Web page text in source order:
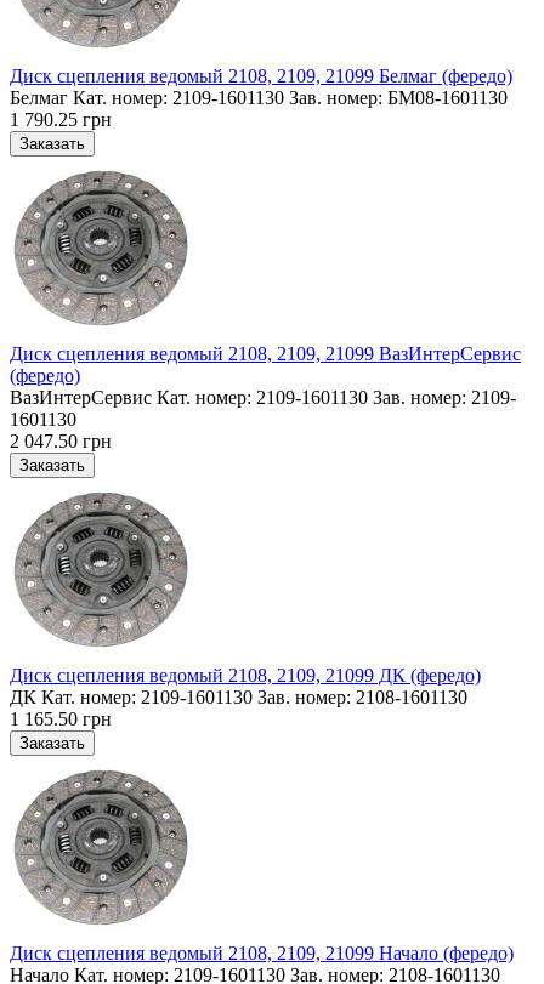
Диск сцепления ведомый 2108, 2109, 21099 Белмаг (фередо)
Белмаг Кат. номер: 2109-1601130 Зав. номер: БМ08-1601130
1 790.25 грн
Диск сцепления ведомый 2108, 2109, 21099 ВазИнтерСервис
(фередо)
ВазИнтерСервис Кат. номер: 2109-1601130 Зав. номер: 2109-
1601130
2 047.50 грн
Диск сцепления ведомый 2108, 2109, 21099 ДК (фередо)
ДК Кат. номер: 2109-1601130 Зав. номер: 2108-1601130
1 165.50 грн
Диск сцепления ведомый 2108, 2109, 21099 Начало (фередо)
Начало Кат. номер: 2109-1601130 Зав. номер: 2108-1601130